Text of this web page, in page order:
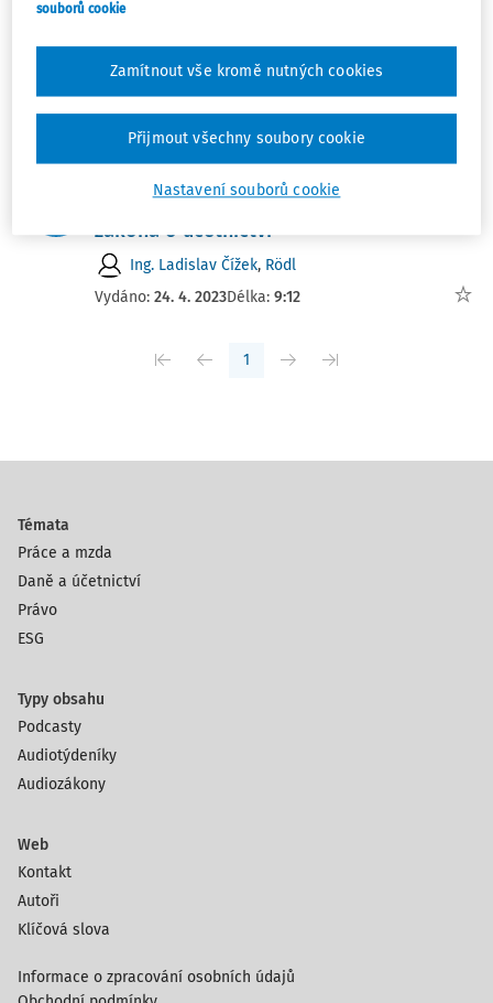
VÝKLAD PRAXE
EKP Advisory, s.r.o., Ing. Lukáš Eisenwort
Hamáček
Technické zhodnocení optikou nového
zákona o účetnictví
Ing. Ladislav Čížek, Rödl
Vydáno: 24. 4. 2023Délka: 9:12
1
Témata
Práce a mzda
Daně a účetnictví
Právo
ESG
Typy obsahu
Podcasty
Audiotýdeníky
Audiozákony
Web
Kontakt
Autoři
Klíčová slova
Informace o zpracování osobních údajů
souborů cookie
Nastavení souborů cookie
Zamítnout vše kromě nutných cookies
Přijmout všechny soubory cookie